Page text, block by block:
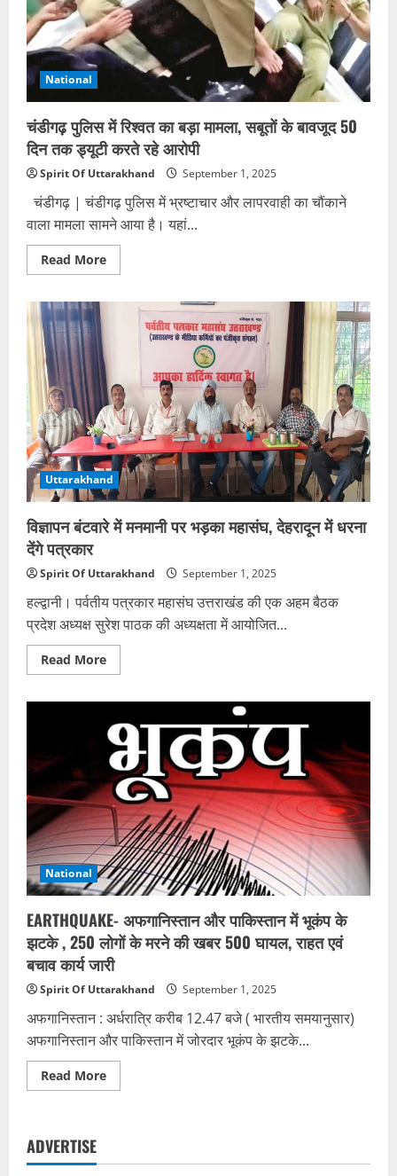
का
बड़ा
शोध
National
चंडीगढ़ पुलिस में रिश्वत का बड़ा मामला, सबूतों के बावजूद 50
दिन तक ड्यूटी करते रहे आरोपी
Spirit Of Uttarakhand September 1, 2025
चंडीगढ़ | चंडीगढ़ पुलिस में भ्रष्टाचार और लापरवाही का चौंकाने
वाला मामला सामने आया है। यहां...
Read MoreRead
more
बड़ा
मामला,
सबूतों
के
बावजूद
50
दिन
तक
ड्यूटी
करते
रहे
आरोपी
Uttarakhand
विज्ञापन बंटवारे में मनमानी पर भड़का महासंघ, देहरादून में धरना
देंगे पत्रकार
Spirit Of Uttarakhand September 1, 2025
हल्द्वानी। पर्वतीय पत्रकार महासंघ उत्तराखंड की एक अहम बैठक
प्रदेश अध्यक्ष सुरेश पाठक की अध्यक्षता में आयोजित...
Read MoreRead
more
मनमानी
पर
भड़का
महासंघ,
देहरादून
में
धरना
देंगे
पत्रकार
National
EARTHQUAKE- अफगानिस्तान और पाकिस्तान में भूकंप के
झटके , 250 लोगों के मरने की खबर 500 घायल, राहत एवं
बचाव कार्य जारी
Spirit Of Uttarakhand September 1, 2025
अफगानिस्तान : अर्धरात्रि करीब 12.47 बजे ( भारतीय समयानुसार)
अफगानिस्तान और पाकिस्तान में जोरदार भूकंप के झटके...
Read MoreRead
more
में
ADVERTISE